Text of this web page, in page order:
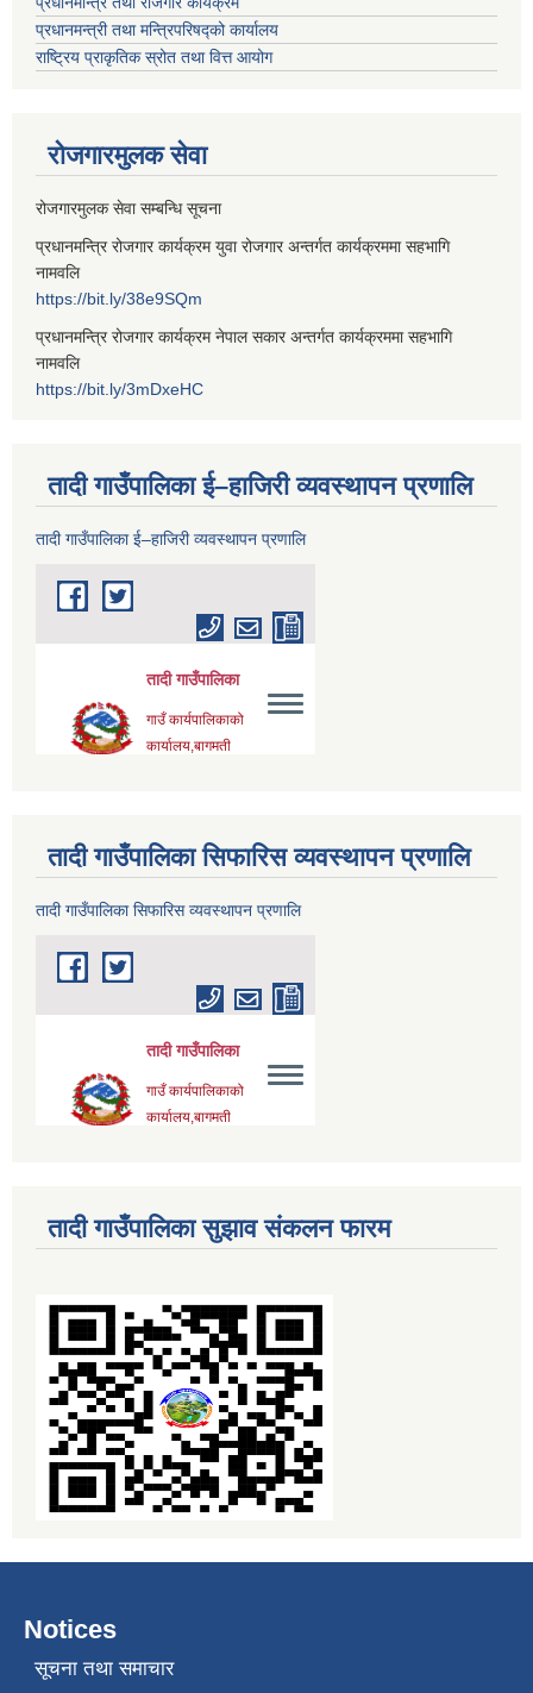
प्रधानमन्त्री तथा मन्त्रिपरिषद्को कार्यालय
राष्ट्रिय प्राकृतिक स्रोत तथा वित्त आयोग
रोजगारमुलक सेवा
रोजगारमुलक सेवा सम्बन्धि सूचना
प्रधानमन्त्रि रोजगार कार्यक्रम युवा रोजगार अन्तर्गत कार्यक्रममा सहभागि
नामवलि
https://bit.ly/38e9SQm
प्रधानमन्त्रि रोजगार कार्यक्रम नेपाल सकार अन्तर्गत कार्यक्रममा सहभागि
नामवलि
https://bit.ly/3mDxeHC
तादी गाउँपालिका ई–हाजिरी व्यवस्थापन प्रणालि
तादी गाउँपालिका ई–हाजिरी व्यवस्थापन प्रणालि
तादी गाउँपालिका सिफारिस व्यवस्थापन प्रणालि
तादी गाउँपालिका सिफारिस व्यवस्थापन प्रणालि
तादी गाउँपालिका सुझाव संकलन फारम
Notices
सूचना तथा समाचार